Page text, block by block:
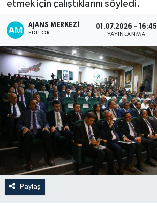
etmek için çalıştıklarını söyledi.
AJANS MERKEZI
EDITÖR
01.07.2026 - 16:45
YAYINLANMA
Paylaş